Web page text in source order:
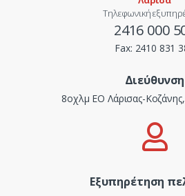
Τηλεφωνική
2416 000
Fax: 2410 831
Διεύθυνση
8οχλμ ΕΟ Λάρισας-
Εξυπηρέτηση